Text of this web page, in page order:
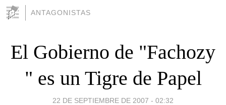
ANTAGONISTAS
El Gobierno de "Fachozy
" es un Tigre de Papel
22 DE SEPTIEMBRE DE 2007 - 02:32